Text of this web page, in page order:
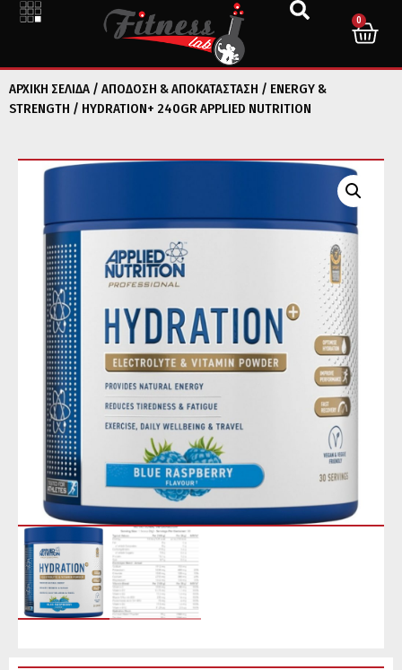
0
ΑΡΧΙΚΉ ΣΕΛΊΔΑ / ΑΠΟΔΟΣΗ & ΑΠΟΚΑΤΑΣΤΑΣΗ / ENERGY &
STRENGTH / HYDRATION+ 240GR APPLIED NUTRITION